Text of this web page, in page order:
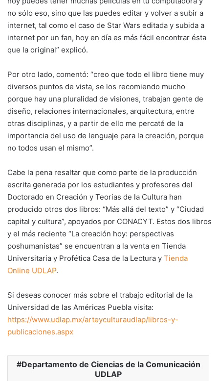
no sólo eso, sino que las puedes editar y volver a subir a
internet, tal como el caso de Star Wars editada y subida a
internet por un fan, hoy en día es más fácil encontrar ésta
que la original” explicó.
Por otro lado, comentó: “creo que todo el libro tiene muy
diversos puntos de vista, se los recomiendo mucho
porque hay una pluralidad de visiones, trabajan gente de
diseño, relaciones internacionales, arquitectura, entre
otras disciplinas, y a partir de ello me percaté de la
importancia del uso de lenguaje para la creación, porque
no todos usan el mismo”.
Cabe la pena resaltar que como parte de la producción
escrita generada por los estudiantes y profesores del
Doctorado en Creación y Teorías de la Cultura han
producido otros dos libros: “Más allá del texto” y “Ciudad
capital y cultura”, apoyados por CONACYT. Estos dos libros
y el más reciente “La creación hoy: perspectivas
poshumanistas” se encuentran a la venta en Tienda
Universitaria y Profética Casa de la Lectura y Tienda
Online UDLAP.
Si deseas conocer más sobre el trabajo editorial de la
Universidad de las Américas Puebla visita:
https://www.udlap.mx/arteyculturaudlap/libros-y-
publicaciones.aspx
Departamento de Ciencias de la Comunicación
UDLAP